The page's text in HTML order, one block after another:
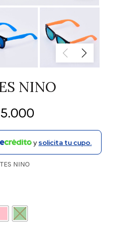
NINO
y solicita tu cupo.
NINO